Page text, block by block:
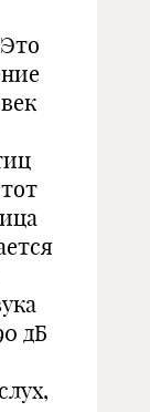
Это
дБ